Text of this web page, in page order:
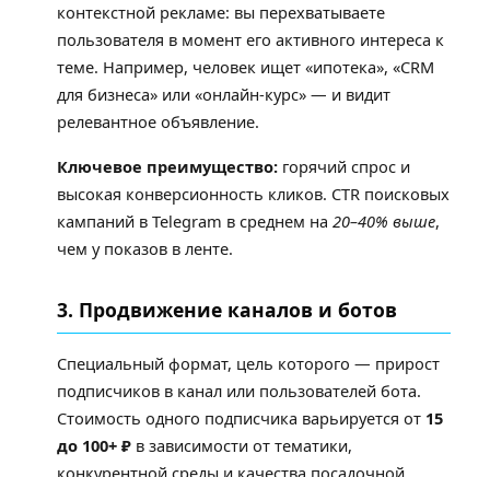
контекстной рекламе: вы перехватываете
пользователя в момент его активного интереса к
теме. Например, человек ищет «ипотека», «CRM
для бизнеса» или «онлайн-курс» — и видит
релевантное объявление.
Ключевое преимущество: горячий спрос и
высокая конверсионность кликов. CTR поисковых
кампаний в Telegram в среднем на 20–40% выше,
чем у показов в ленте.
3. Продвижение каналов и ботов
Специальный формат, цель которого — прирост
подписчиков в канал или пользователей бота.
Стоимость одного подписчика варьируется от 15
до 100+ ₽ в зависимости от тематики,
конкурентной среды и качества посадочной